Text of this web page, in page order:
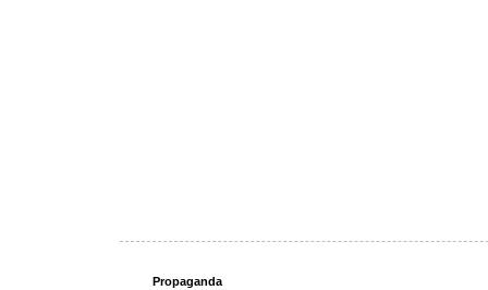
Propaganda